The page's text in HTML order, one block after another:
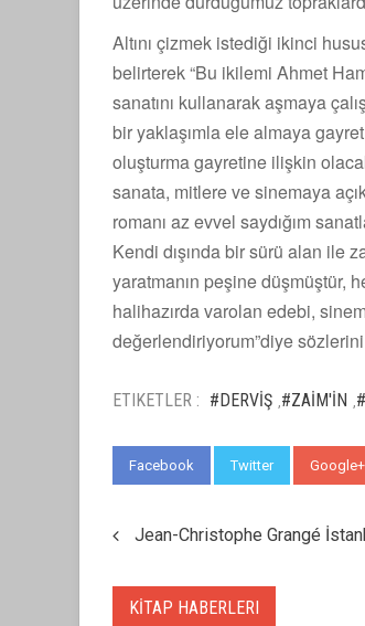
Altını çizmek istediği ikinci
belirterek “Bu ikilemi Ahmet
sanatını kullanarak aşmaya
bir yaklaşımla ele almaya
oluşturma gayretine ilişkin
sanata, mitlere ve sinemaya
romanı az evvel saydığım
Kendi dışında bir sürü alan ile
yaratmanın peşine düşmüştür,
halihazırda varolan edebi,
değerlendiriyorum”diye sözlerini
ETIKETLER : #DERVİŞ #ZAİM'İN
Facebook Twitter Google+
Jean-Christophe Grangé
KİTAP HABERLERI